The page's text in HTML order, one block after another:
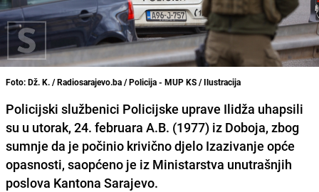
Foto: Dž. K. / Radiosarajevo.ba / Policija - MUP KS / Ilustracija
Policijski službenici Policijske uprave Ilidža uhapsili
su u utorak, 24. februara A.B. (1977) iz Doboja, zbog
sumnje da je počinio krivično djelo Izazivanje opće
opasnosti, saopćeno je iz Ministarstva unutrašnjih
poslova Kantona Sarajevo.